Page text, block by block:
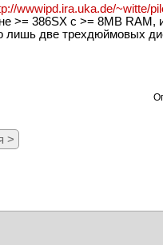
wwwipd.ira.uka.de/~witte/
>= 386SX с >= 8MB RAM,
лишь две трехдюймовых
>